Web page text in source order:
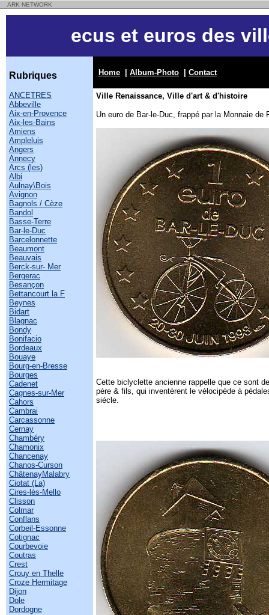
ARK NETWORK
ecus et euros des
Rubriques
ANCETRES
Abbeville
Aix-en-Provence
Aix-les-Bains
Amiens
Ampleluis
Angers
Annecy
Arcs (les)
Albi
Aulnay\Bois
Avignon
Bagnols / Cèze
Bandol
Basse-Terre
Bar-le-Duc
Barcelonnette
Beaumont
Beauvais
Berck-sur- Mer
Bergerac
Besançon
Bettancourt la F
Beynes
Bidart
Blagnac
Bondy
Bonifacio
Bordeaux
Bouaye
Bourg-en-Bresse
Bourges
Cadenet
Cagnes-sur-Mer
Cahors
Cambrai
Carcassonne
Cernay
Chambéry
Chamonix
Chancenay
Chanos-Curson
ChâtenayMalabry
Ciotat (La)
Cires-lès-Mello
Clisson
Colmar
Conflans
Corbeil-Essonne
Cotignac
Courbevoie
Coutras
Crest
Crouy en Thelle
Croze Hermitage
Dijon
Dole
Dordogne
Home Album-Photo Contact
Ville Renaissance, Ville d'art & d'histoire
Un euro de Bar-le-Duc, frappé par la Monnaie de
Cette biclyclette ancienne rappelle que ce sont
père & fils, qui inventèrent le vélocipède à
siécle.